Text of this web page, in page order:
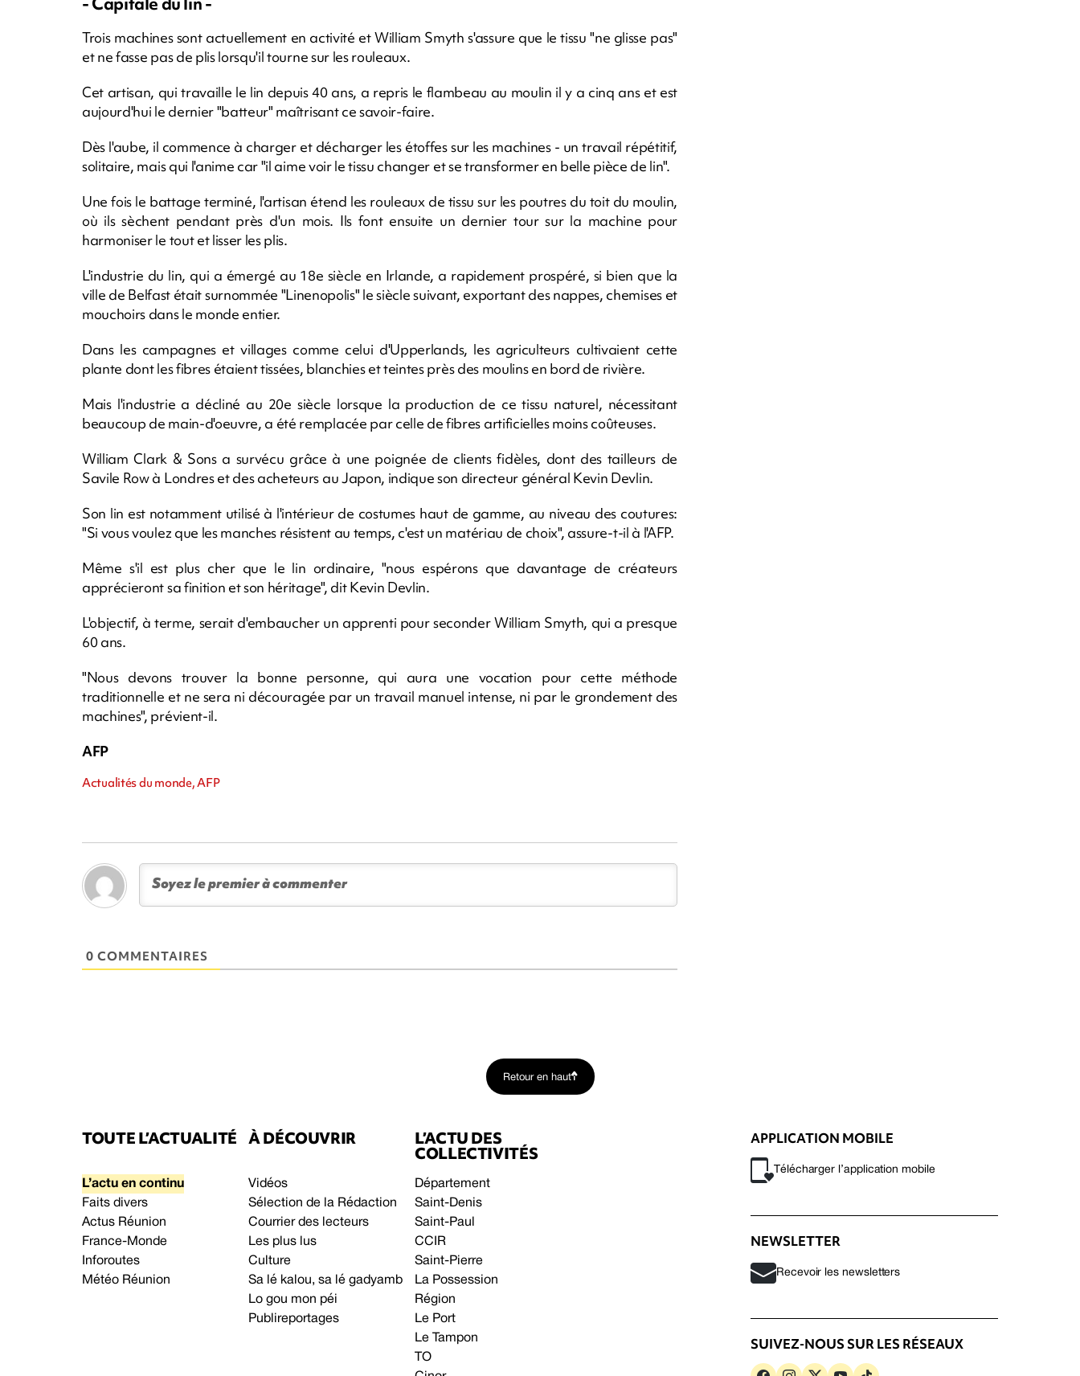
Trois machines sont actuellement en activité et William Smyth s'assure que le tissu "ne glisse pas"
et ne fasse pas de plis lorsqu'il tourne sur les rouleaux.
Cet artisan, qui travaille le lin depuis 40 ans, a repris le flambeau au moulin il y a cinq ans et est
aujourd'hui le dernier "batteur" maîtrisant ce savoir-faire.
Dès l'aube, il commence à charger et décharger les étoffes sur les machines - un travail répétitif,
solitaire, mais qui l'anime car "il aime voir le tissu changer et se transformer en belle pièce de lin".
Une fois le battage terminé, l'artisan étend les rouleaux de tissu sur les poutres du toit du moulin,
où ils sèchent pendant près d'un mois. Ils font ensuite un dernier tour sur la machine pour
harmoniser le tout et lisser les plis.
L'industrie du lin, qui a émergé au 18e siècle en Irlande, a rapidement prospéré, si bien que la
ville de Belfast était surnommée "Linenopolis" le siècle suivant, exportant des nappes, chemises et
mouchoirs dans le monde entier.
Dans les campagnes et villages comme celui d'Upperlands, les agriculteurs cultivaient cette
plante dont les fibres étaient tissées, blanchies et teintes près des moulins en bord de rivière.
Mais l'industrie a décliné au 20e siècle lorsque la production de ce tissu naturel, nécessitant
beaucoup de main-d'oeuvre, a été remplacée par celle de fibres artificielles moins coûteuses.
William Clark & Sons a survécu grâce à une poignée de clients fidèles, dont des tailleurs de
Savile Row à Londres et des acheteurs au Japon, indique son directeur général Kevin Devlin.
Son lin est notamment utilisé à l'intérieur de costumes haut de gamme, au niveau des coutures:
"Si vous voulez que les manches résistent au temps, c'est un matériau de choix", assure-t-il à l'AFP.
Même s'il est plus cher que le lin ordinaire, "nous espérons que davantage de créateurs
apprécieront sa finition et son héritage", dit Kevin Devlin.
L'objectif, à terme, serait d'embaucher un apprenti pour seconder William Smyth, qui a presque
60 ans.
"Nous devons trouver la bonne personne, qui aura une vocation pour cette méthode
traditionnelle et ne sera ni découragée par un travail manuel intense, ni par le grondement des
machines", prévient-il.
AFP
Actualités du monde, AFP
0 COMMENTAIRES
Retour en haut
TOUTE L’ACTUALITÉ
L’actu en continu
Faits divers
Actus Réunion
France-Monde
Inforoutes
Météo Réunion
À DÉCOUVRIR
Vidéos
Sélection de la Rédaction
Courrier des lecteurs
Les plus lus
Culture
Sa lé kalou, sa lé gadyamb
Lo gou mon péi
Publireportages
L’ACTU DES
COLLECTIVITÉS
Département
Saint-Denis
Saint-Paul
CCIR
Saint-Pierre
La Possession
Région
Le Port
Le Tampon
TO
APPLICATION MOBILE
Télécharger l’application mobile
NEWSLETTER
Recevoir les newsletters
SUIVEZ-NOUS SUR LES RÉSEAUX